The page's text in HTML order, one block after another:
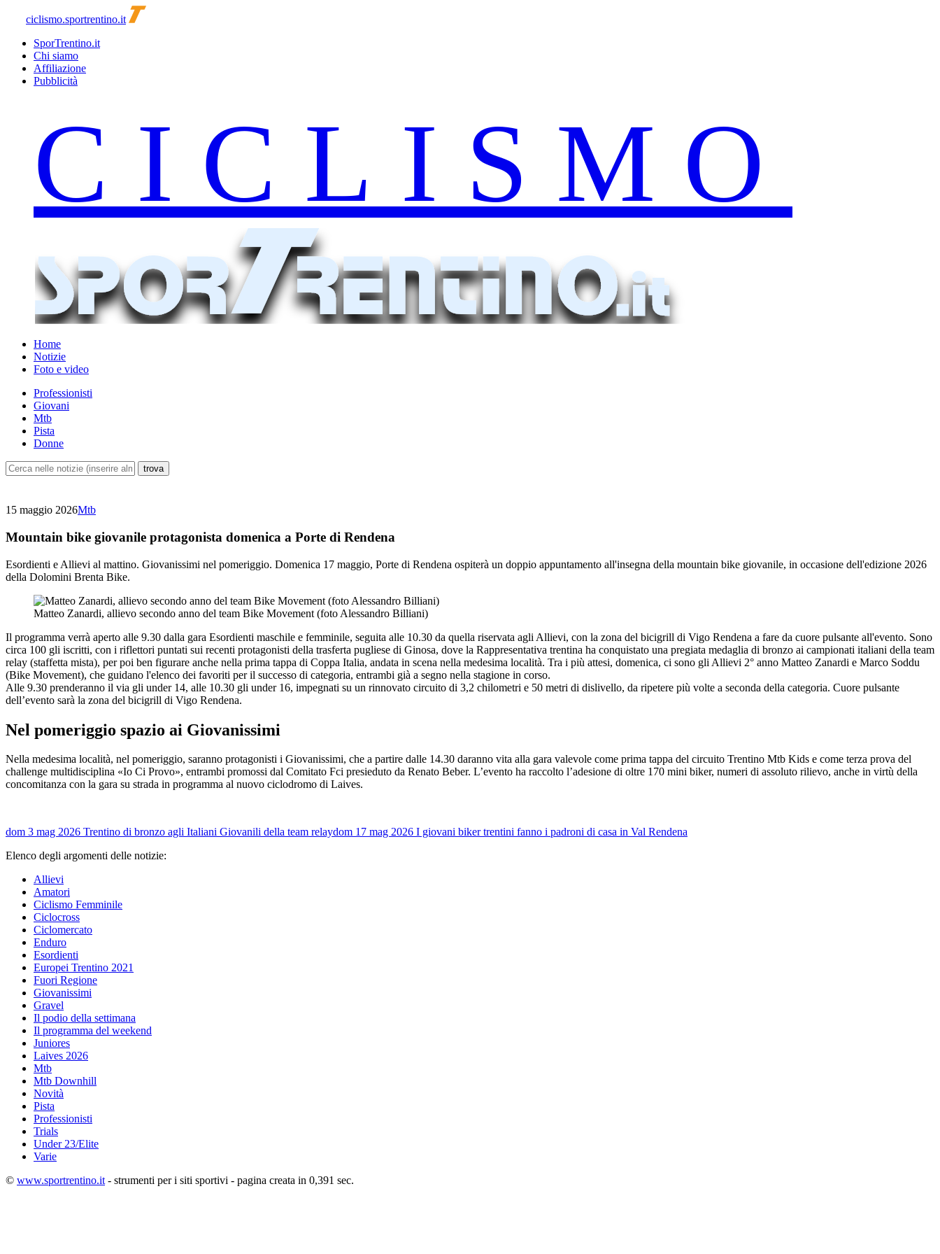
ciclismo.sportrentino.it
SporTrentino.it
Chi siamo
Affiliazione
Pubblicità
Home
Notizie
Foto e video
Professionisti
Giovani
Mtb
Pista
Donne
15 maggio 2026Mtb
Mountain bike giovanile protagonista domenica a Porte di Rendena
Esordienti e Allievi al mattino. Giovanissimi nel pomeriggio. Domenica 17 maggio, Porte di Rendena ospiterà un doppio appuntamento all'insegna della mountain bike giovanile, in occasione dell'edizione 2026
della Dolomini Brenta Bike.
Matteo Zanardi, allievo secondo anno del team Bike Movement (foto Alessandro Billiani)
Il programma verrà aperto alle 9.30 dalla gara Esordienti maschile e femminile, seguita alle 10.30 da quella riservata agli Allievi, con la zona del bicigrill di Vigo Rendena a fare da cuore pulsante all'evento. Sono
circa 100 gli iscritti, con i riflettori puntati sui recenti protagonisti della trasferta pugliese di Ginosa, dove la Rappresentativa trentina ha conquistato una pregiata medaglia di bronzo ai campionati italiani della team
relay (staffetta mista), per poi ben figurare anche nella prima tappa di Coppa Italia, andata in scena nella medesima località. Tra i più attesi, domenica, ci sono gli Allievi 2° anno Matteo Zanardi e Marco Soddu
(Bike Movement), che guidano l'elenco dei favoriti per il successo di categoria, entrambi già a segno nella stagione in corso.
Alle 9.30 prenderanno il via gli under 14, alle 10.30 gli under 16, impegnati su un rinnovato circuito di 3,2 chilometri e 50 metri di dislivello, da ripetere più volte a seconda della categoria. Cuore pulsante
dell’evento sarà la zona del bicigrill di Vigo Rendena.
Nel pomeriggio spazio ai Giovanissimi
Nella medesima località, nel pomeriggio, saranno protagonisti i Giovanissimi, che a partire dalle 14.30 daranno vita alla gara valevole come prima tappa del circuito Trentino Mtb Kids e come terza prova del
challenge multidisciplina «Io Ci Provo», entrambi promossi dal Comitato Fci presieduto da Renato Beber. L’evento ha raccolto l’adesione di oltre 170 mini biker, numeri di assoluto rilievo, anche in virtù della
concomitanza con la gara su strada in programma al nuovo ciclodromo di Laives.
dom 3 mag 2026 Trentino di bronzo agli Italiani Giovanili della team relaydom 17 mag 2026 I giovani biker trentini fanno i padroni di casa in Val Rendena
Elenco degli argomenti delle notizie:
Allievi
Amatori
Ciclismo Femminile
Ciclocross
Ciclomercato
Enduro
Esordienti
Europei Trentino 2021
Fuori Regione
Giovanissimi
Gravel
Il podio della settimana
Il programma del weekend
Juniores
Laives 2026
Mtb
Mtb Downhill
Novità
Pista
Professionisti
Trials
Under 23/Elite
Varie
© www.sportrentino.it- strumenti per i siti sportivi - pagina creata in 0,391 sec.